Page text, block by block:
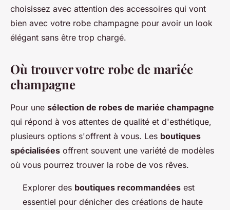
choisissez avec attention des accessoires qui vont
bien avec votre robe champagne pour avoir un look
élégant sans être trop chargé.
Où trouver votre robe de mariée
champagne
Pour une sélection de robes de mariée champagne
qui répond à vos attentes de qualité et d'esthétique,
plusieurs options s'offrent à vous. Les boutiques
spécialisées offrent souvent une variété de modèles
où vous pourrez trouver la robe de vos rêves.
Explorer des boutiques recommandées est
essentiel pour dénicher des créations de haute